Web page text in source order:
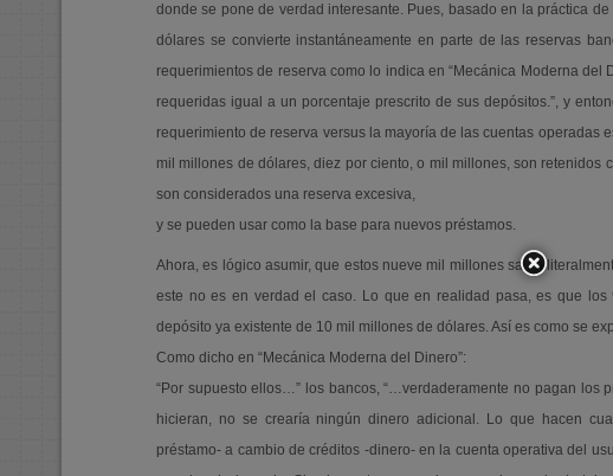
donde se pone de verdad interesante. Pues, basado en la práctica
dólares se convierte instantáneamente en parte de las reservas
requerimientos de reserva como lo indica en “Mecánica Moderna del
requeridas igual a un porcentaje prescrito de sus depósitos.”, y
requerimiento de reserva versus la mayoría de las cuentas operadas
mil millones de dólares, diez por ciento, o mil millones, son
son considerados una reserva excesiva,
y se pueden usar como la base para nuevos préstamos.
Ahora, es lógico asumir, que estos nueve mil millones salen
este no es en verdad el caso. Lo que en realidad pasa, es que
depósito ya existente de 10 mil millones de dólares. Así es como se
Como dicho en “Mecánica Moderna del Dinero”:
“Por supuesto ellos…” los bancos, “…verdaderamente no pagan los
hicieran, no se crearía ningún dinero adicional. Lo que hacen
préstamo- a cambio de créditos -dinero- en la cuenta operativa del